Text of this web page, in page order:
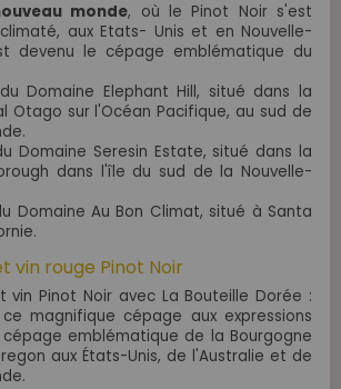
monde, où le Pinot Noir s'est
aux Etats- Unis et en Nouvelle-
devenu le cépage emblématique du
Domaine Elephant Hill, situé dans la
Otago sur l'Océan Pacifique, au sud de
Domaine Seresin Estate, situé dans la
dans l'île du sud de la Nouvelle-
Domaine Au Bon Climat, situé à Santa
.
vin rouge Pinot Noir
Pinot Noir avec La Bouteille Dorée :
ce magnifique cépage aux expressions
emblématique de la Bourgogne
aux États-Unis, de l'Australie et de